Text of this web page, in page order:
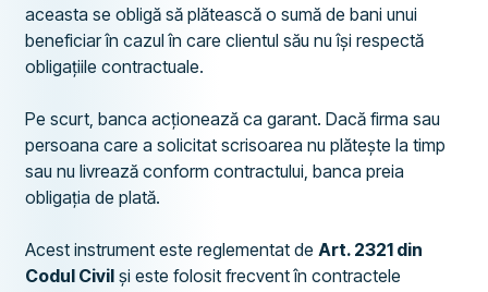
aceasta se obligă să plătească o sumă de bani unui
beneficiar în cazul în care clientul său nu își respectă
obligațiile contractuale.
Pe scurt, banca acționează ca garant. Dacă firma sau
persoana care a solicitat scrisoarea nu plătește la timp
sau nu livrează conform contractului, banca preia
obligația de plată.
Acest instrument este reglementat deArt. 2321 din
Codul Civil și este folosit frecvent în contractele